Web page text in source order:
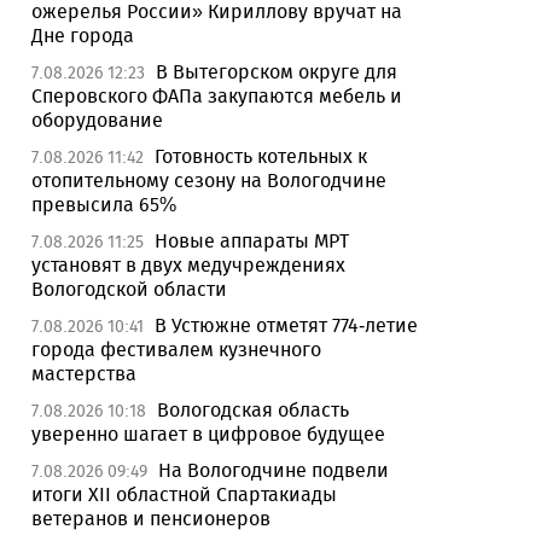
ожерелья России» Кириллову вручат на
Дне города
7.08.2026 12:23
В Вытегорском округе для
Сперовского ФАПа закупаются мебель и
оборудование
7.08.2026 11:42
Готовность котельных к
отопительному сезону на Вологодчине
превысила 65%
7.08.2026 11:25 Новые аппараты МРТ
установят в двух медучреждениях
Вологодской области
7.08.2026 10:41
В Устюжне отметят 774-летие
города фестивалем кузнечного
мастерства
7.08.2026 10:18
Вологодская область
уверенно шагает в цифровое будущее
7.08.2026 09:49 На Вологодчине подвели
итоги XII областной Спартакиады
ветеранов и пенсионеров